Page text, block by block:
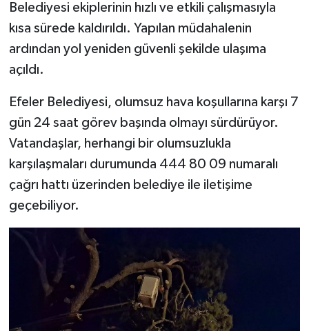
Belediyesi ekiplerinin hızlı ve etkili çalışmasıyla
kısa sürede kaldırıldı. Yapılan müdahalenin
ardından yol yeniden güvenli şekilde ulaşıma
açıldı.
Efeler Belediyesi, olumsuz hava koşullarına karşı 7
gün 24 saat görev başında olmayı sürdürüyor.
Vatandaşlar, herhangi bir olumsuzlukla
karşılaşmaları durumunda 444 80 09 numaralı
çağrı hattı üzerinden belediye ile iletişime
geçebiliyor.